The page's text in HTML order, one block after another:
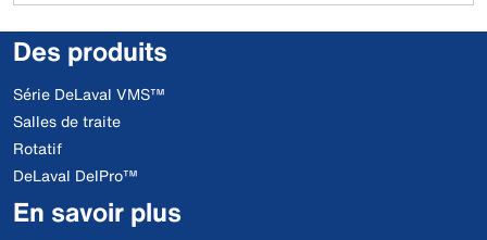
Des produits
Série DeLaval VMS™
Salles de traite
Rotatif
DeLaval DelPro™
En savoir plus